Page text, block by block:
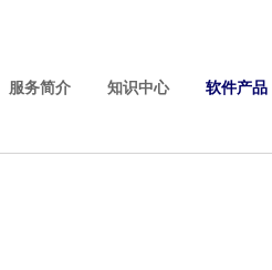
服务简介 知识中心 软件产品